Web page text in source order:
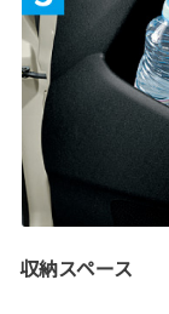
収納スペース